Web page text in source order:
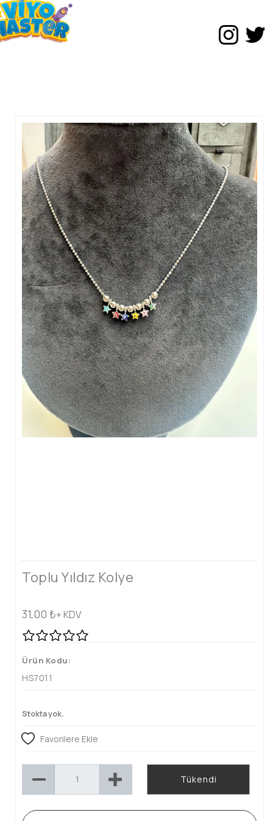
Toplu Yıldız Kolye
31,00 ₺+ KDV
Ürün Kodu:
HS7011
Stokta yok.
Favorilere Ekle
Tükendi